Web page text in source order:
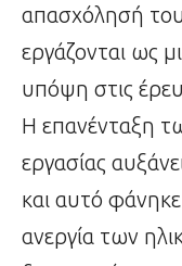
απασχόλησή
εργάζονται ως
υπόψη στις
Η επανένταξη
εργασίας
και αυτό
ανεργία των